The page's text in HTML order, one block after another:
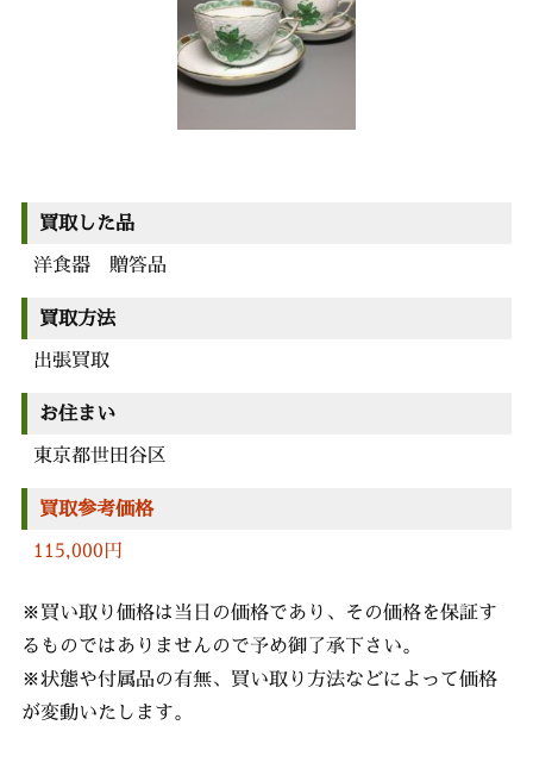
買取した品
洋食器 贈答品
買取方法
出張買取
お住まい
東京都世田谷区
買取参考価格
115,000円
※買い取り価格は当日の価格であり、その価格を保証す
るものではありませんので予め御了承下さい。
※状態や付属品の有無、買い取り方法などによって価格
が変動いたします。